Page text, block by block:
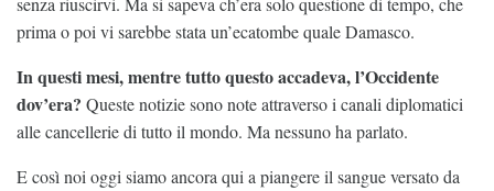
prima o poi vi sarebbe stata un’ecatombe quale Damasco.
In questi mesi, mentre tutto questo accadeva, l’Occidente
dov’era? Queste notizie sono note attraverso i canali diplomatici
alle cancellerie di tutto il mondo. Ma nessuno ha parlato.
E così noi oggi siamo ancora qui a piangere il sangue versato da